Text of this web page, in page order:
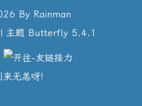
By Rainman
| 主题 Butterfly 5.4.1
无恙呀!